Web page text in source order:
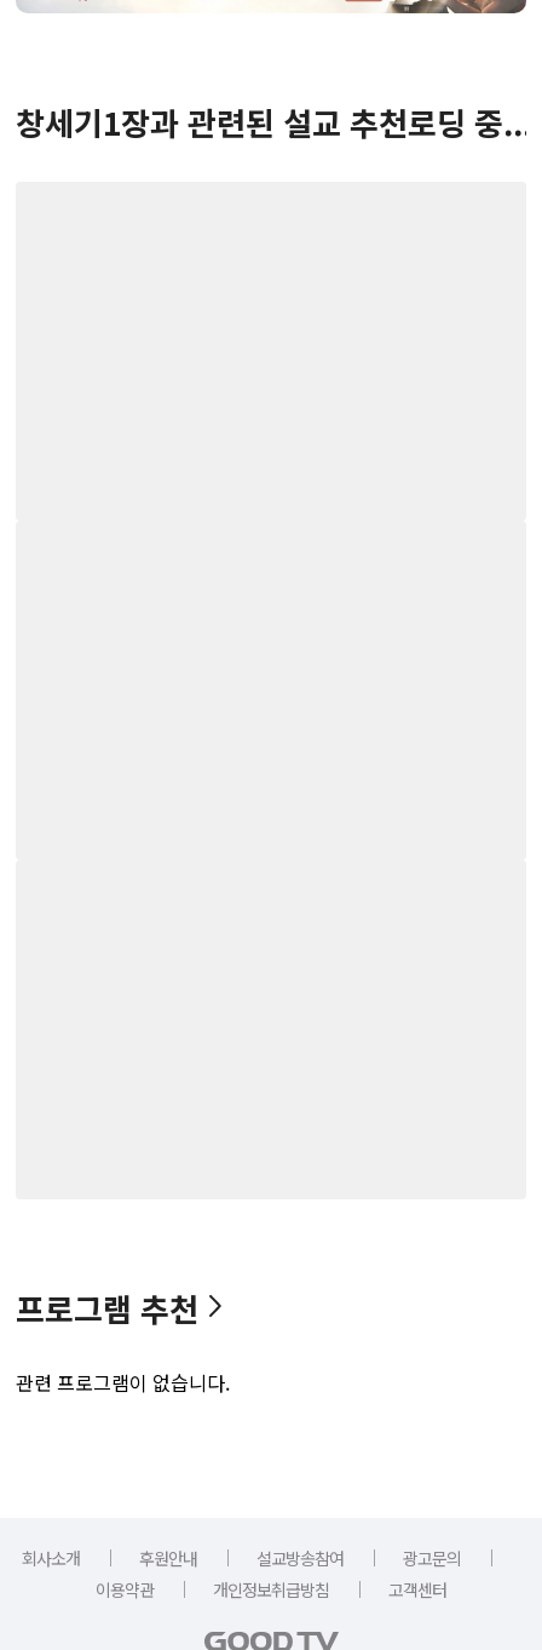
창세기1장과 관련된 설교 추천로딩 중...
프로그램 추천
관련 프로그램이 없습니다.
회사소개 ｜ 후원안내 ｜ 설교방송참여 ｜ 광고문의
｜
이용약관
｜ 개인정보취급방침 ｜ 고객센터